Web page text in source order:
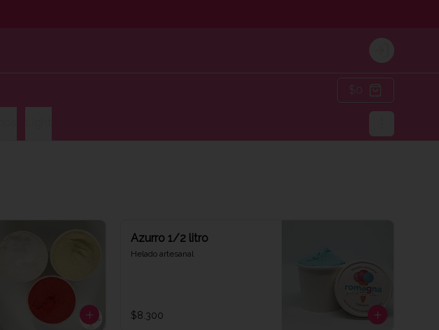
Login
$0
Azurro 1/2 litro
Helado artesanal
$8.300